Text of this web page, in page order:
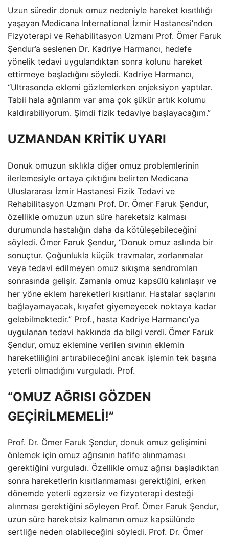
Uzun süredir donuk omuz nedeniyle hareket kısıtlılığı
yaşayan Medicana International İzmir Hastanesi’nden
Fizyoterapi ve Rehabilitasyon Uzmanı Prof. Ömer Faruk
Şendur’a seslenen Dr. Kadriye Harmancı, hedefe
yönelik tedavi uygulandıktan sonra kolunu hareket
ettirmeye başladığını söyledi. Kadriye Harmancı,
“Ultrasonda eklemi gözlemlerken enjeksiyon yaptılar.
Tabii hala ağrılarım var ama çok şükür artık kolumu
kaldırabiliyorum. Şimdi fizik tedaviye başlayacağım.”
UZMANDAN KRİTİK UYARI
Donuk omuzun sıklıkla diğer omuz problemlerinin
ilerlemesiyle ortaya çıktığını belirten Medicana
Uluslararası İzmir Hastanesi Fizik Tedavi ve
Rehabilitasyon Uzmanı Prof. Dr. Ömer Faruk Şendur,
özellikle omuzun uzun süre hareketsiz kalması
durumunda hastalığın daha da kötüleşebileceğini
söyledi. Ömer Faruk Şendur, “Donuk omuz aslında bir
sonuçtur. Çoğunlukla küçük travmalar, zorlanmalar
veya tedavi edilmeyen omuz sıkışma sendromları
sonrasında gelişir. Zamanla omuz kapsülü kalınlaşır ve
her yöne eklem hareketleri kısıtlanır. Hastalar saçlarını
bağlayamayacak, kıyafet giyemeyecek noktaya kadar
gelebilmektedir.” Prof., hasta Kadriye Harmancı’ya
uygulanan tedavi hakkında da bilgi verdi. Ömer Faruk
Şendur, omuz eklemine verilen sıvının eklemin
hareketliliğini artırabileceğini ancak işlemin tek başına
yeterli olmadığını vurguladı. Prof.
“OMUZ AĞRISI GÖZDEN
GEÇİRİLMEMELİ!”
Prof. Dr. Ömer Faruk Şendur, donuk omuz gelişimini
önlemek için omuz ağrısının hafife alınmaması
gerektiğini vurguladı. Özellikle omuz ağrısı başladıktan
sonra hareketlerin kısıtlanmaması gerektiğini, erken
dönemde yeterli egzersiz ve fizyoterapi desteği
alınması gerektiğini söyleyen Prof. Ömer Faruk Şendur,
uzun süre hareketsiz kalmanın omuz kapsülünde
sertliğe neden olabileceğini söyledi. Prof. Dr. Ömer